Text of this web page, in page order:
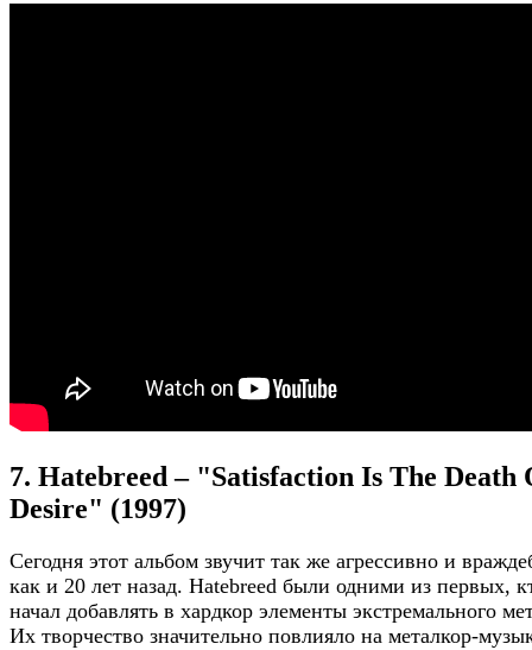
7. Hatebreed – "Satisfaction Is The Death
Desire" (1997)
Сегодня этот альбом звучит так же агрессивно и
как и 20 лет назад. Hatebreed были одними из первых,
начал добавлять в хардкор элементы экстремального
Их творчество значительно повлияло на металкор-